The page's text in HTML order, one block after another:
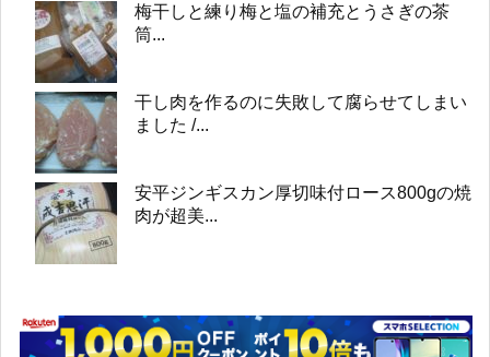
梅干しと練り梅と塩の補充とうさぎの茶
筒...
干し肉を作るのに失敗して腐らせてしまい
ました /...
安平ジンギスカン厚切味付ロース800gの焼
肉が超美...